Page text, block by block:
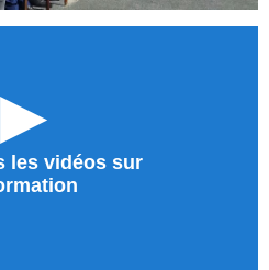
►
les vidéos sur